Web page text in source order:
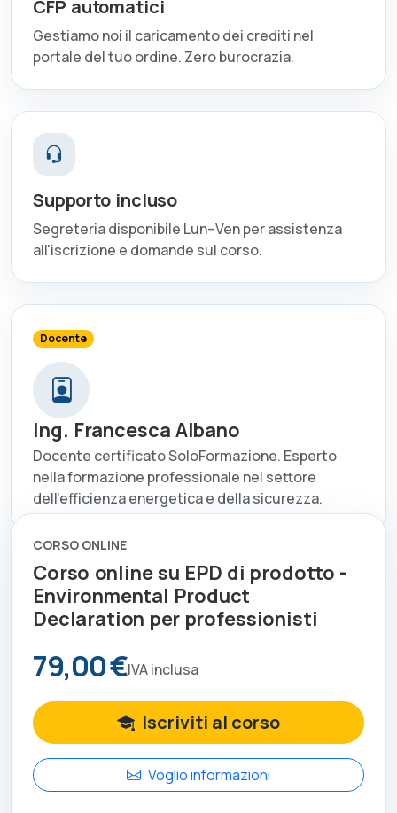
CFP automatici
Gestiamo noi il caricamento dei crediti nel
portale del tuo ordine. Zero burocrazia.
Supporto incluso
Segreteria disponibile Lun–Ven per assistenza
all'iscrizione e domande sul corso.
Docente
Ing. Francesca Albano
Docente certificato SoloFormazione. Esperto
nella formazione professionale nel settore
dell'efficienza energetica e della sicurezza.
CORSO ONLINE
Corso online su EPD di prodotto -
Environmental Product
Declaration per professionisti
79,00 €IVA inclusa
Iscriviti al corso
Voglio informazioni